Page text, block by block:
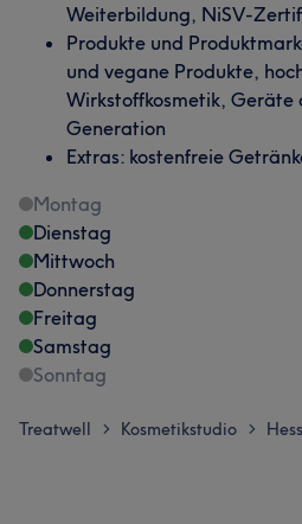
Weiterbildung, NiSV-
Produkte und
und vegane Produkte,
Wirkstoffkosmetik, Geräte
Generation
Extras: kostenfreie
Montag
Dienstag
Mittwoch
Donnerstag
Freitag
Samstag
Sonntag
Treatwell > Kosmetikstudio >